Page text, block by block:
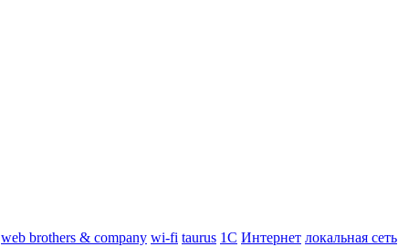
web brothers & company wi-fi taurus 1С Интернет локальная сеть